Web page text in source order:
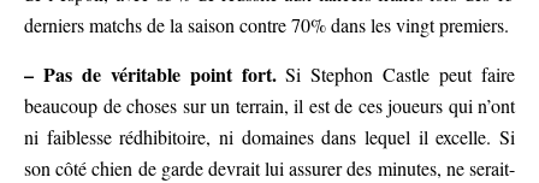
derniers matchs de la saison contre 70% dans les vingt premiers.
– Pas de véritable point fort.Si Stephon Castle peut faire
beaucoup de choses sur un terrain, il est de ces joueurs qui n’ont
ni faiblesse rédhibitoire, ni domaines dans lequel il excelle. Si
son côté chien de garde devrait lui assurer des minutes, ne serait-